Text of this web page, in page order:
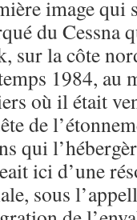
image qui
du Cessna
sur la côte
1984, au
où il était
de
qui
ici d’une
sous